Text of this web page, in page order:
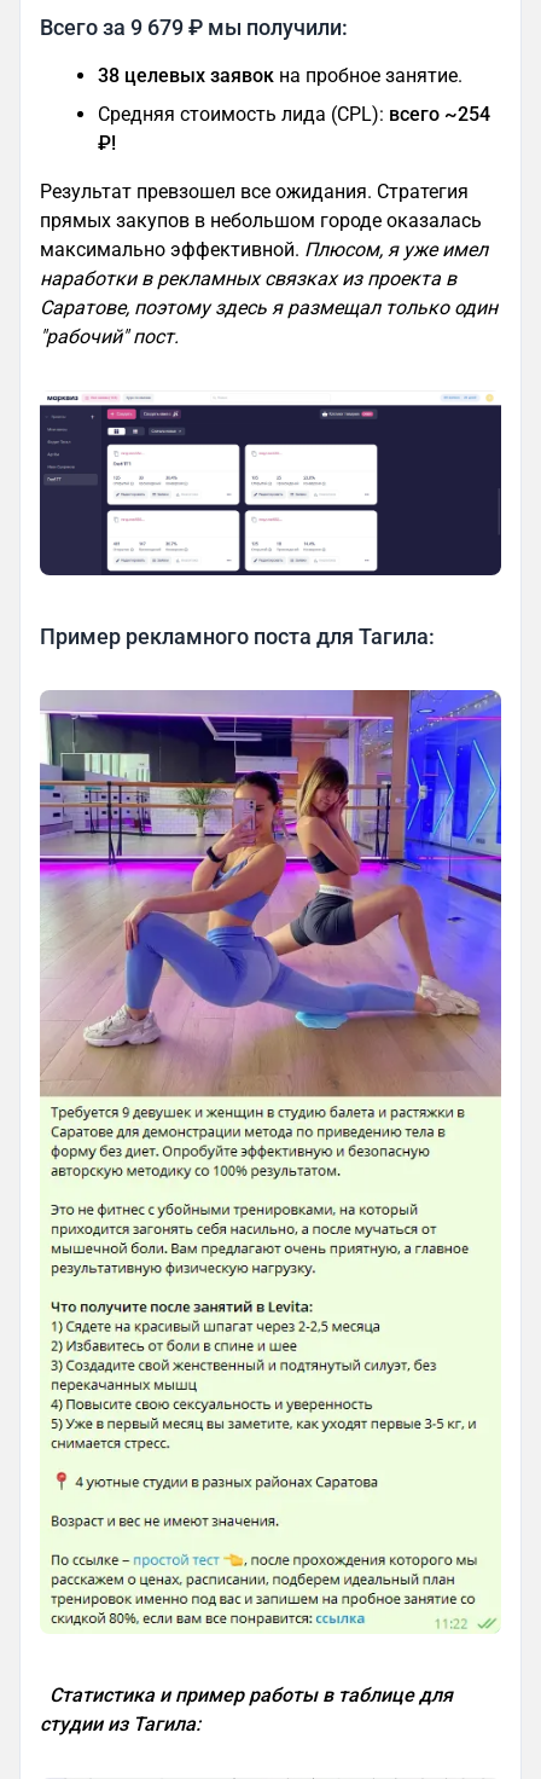
Всего за 9 679 ₽ мы получили:
38 целевых заявок на пробное занятие.
Средняя стоимость лида (CPL): всего ~254
₽!
Результат превзошел все ожидания. Стратегия
прямых закупов в небольшом городе оказалась
максимально эффективной. Плюсом, я уже имел
наработки в рекламных связках из проекта в
Саратове, поэтому здесь я размещал только один
"рабочий" пост.
Пример рекламного поста для Тагила:
Статистика и пример работы в таблице для
студии из Тагила: